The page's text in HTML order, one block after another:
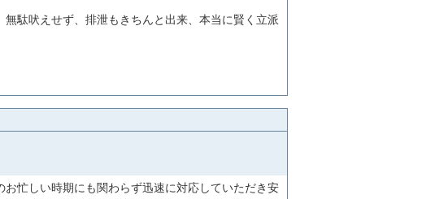
駄吠えせず、排泄もきちんと出来、本当に賢く立派
忙しい時期にも関わらず迅速に対応していただき安